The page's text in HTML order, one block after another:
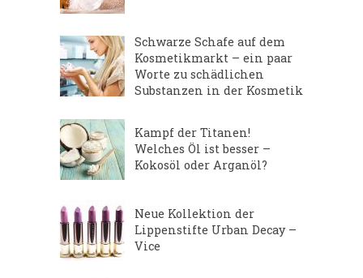
Schwarze Schafe auf dem
Kosmetikmarkt – ein paar
Worte zu schädlichen
Substanzen in der Kosmetik
Kampf der Titanen!
Welches Öl ist besser –
Kokosöl oder Arganöl?
Neue Kollektion der
Lippenstifte Urban Decay –
Vice